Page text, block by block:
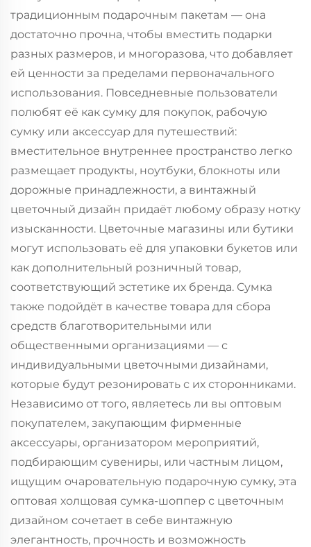
традиционным подарочным пакетам — она
достаточно прочна, чтобы вместить подарки
разных размеров, и многоразова, что добавляет
ей ценности за пределами первоначального
использования. Повседневные пользователи
полюбят её как сумку для покупок, рабочую
сумку или аксессуар для путешествий:
вместительное внутреннее пространство легко
размещает продукты, ноутбуки, блокноты или
дорожные принадлежности, а винтажный
цветочный дизайн придаёт любому образу нотку
изысканности. Цветочные магазины или бутики
могут использовать её для упаковки букетов или
как дополнительный розничный товар,
соответствующий эстетике их бренда. Сумка
также подойдёт в качестве товара для сбора
средств благотворительными или
общественными организациями — с
индивидуальными цветочными дизайнами,
которые будут резонировать с их сторонниками.
Независимо от того, являетесь ли вы оптовым
покупателем, закупающим фирменные
аксессуары, организатором мероприятий,
подбирающим сувениры, или частным лицом,
ищущим очаровательную подарочную сумку, эта
оптовая холщовая сумка-шоппер с цветочным
дизайном сочетает в себе винтажную
элегантность, прочность и возможность